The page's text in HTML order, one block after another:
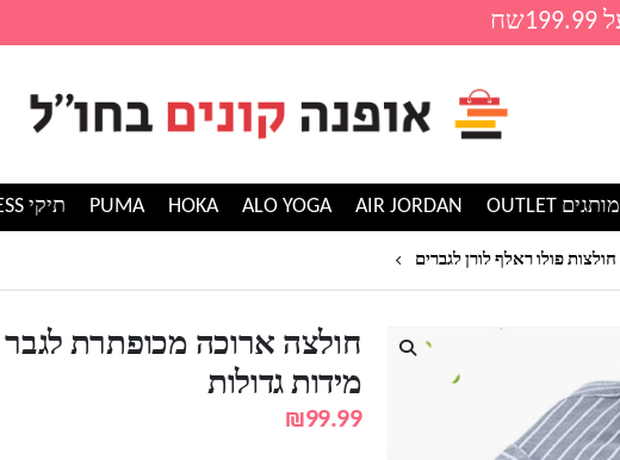
מותגים OUTLET AIR JORDAN
ALO YOGA
HOKA
PUMA תיקי GUESS
חולצות פולו ראלף לורן לגברים
חולצה ארוכה מכופתרת לגבר
מידות גדולות
₪99.99